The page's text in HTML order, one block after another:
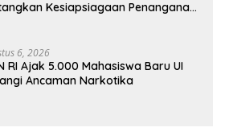
Kesiapsiagaan Penanganan
6, 2026
RI Ajak 5.000 Mahasiswa Baru UI
Ancaman Narkotika